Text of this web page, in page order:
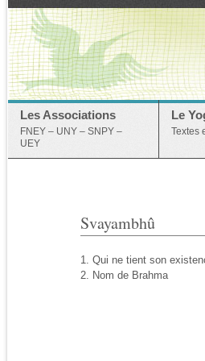
Les Associations
FNEY – UNY – SNPY –
UEY
Le
Textes
Svayambhû
1. Qui ne tient son
2. Nom de Brahma